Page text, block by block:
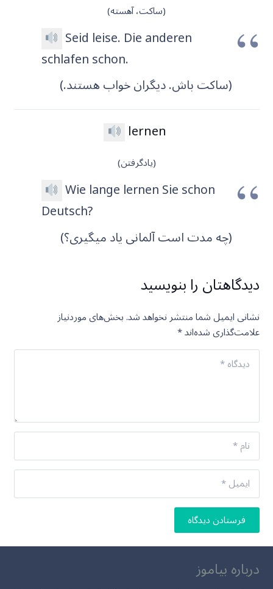
(ساکت، آهسته)
Seid leise. Die anderen
schlafen schon.
(ساکت باش. دیگران خواب هستند.)
lernen
(یادگرفتن)
Wie lange lernen Sie schon
Deutsch?
(چه مدت است آلمانی یاد میگیری؟)
دیدگاهتان را بنویسید
نشانی ایمیل شما منتشر نخواهد شد.بخش‌های موردنیاز
علامت‌گذاری شده‌اند*
فرستادن دیدگاه
درباره بیاموز